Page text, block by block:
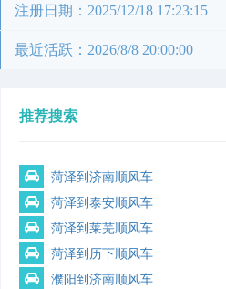
注册日期：2025/12/18 17:23:15
最近活跃：2026/8/8 20:00:00
推荐搜索
菏泽到济南顺风车
菏泽到泰安顺风车
菏泽到莱芜顺风车
菏泽到历下顺风车
濮阳到济南顺风车